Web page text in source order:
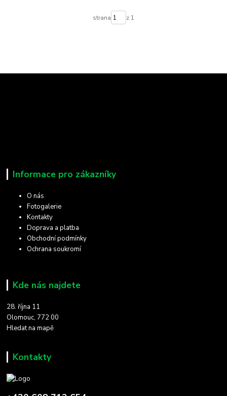
strana z 1
Informace pro zákazníky
O nás
Fotogalerie
Kontakty
Doprava a platba
Obchodní podmínky
Ochrana soukromí
Kde nás najdete
28. října 11
Olomouc, 772 00
Hledat na mapě
Kontakty